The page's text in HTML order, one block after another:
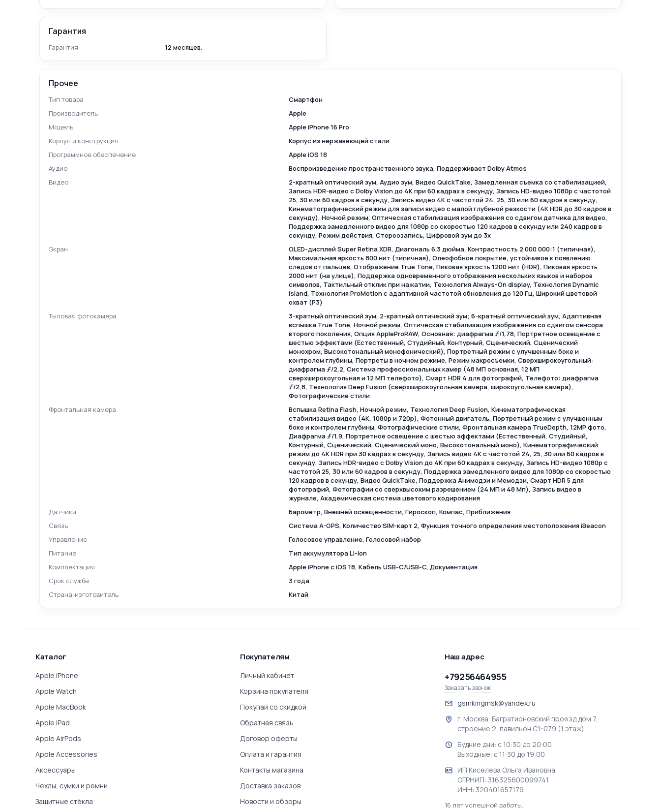
Гарантия
Гарантия 12 месяцев.
Прочее
Тип товара
Смартфон
Производитель
Apple
Модель
Apple iPhone 16 Pro
Корпус и конструкция
Корпус из нержавеющей стали
Программное обеспечение
Apple iOS 18
Аудио
Воспроизведение пространственного звука, Поддерживает Dolby Atmos
Видео
2-кратный оптический зум, Аудио зум, Видео QuickTake, Замедленная съемка со стабилизацией,
Запись HDR-видео с Dolby Vision до 4K при 60 кадрах в секунду, Запись HD-видео 1080p с частотой
25, 30 или 60 кадров в секунду, Запись видео 4K с частотой 24, 25, 30 или 60 кадров в секунду,
Кинематографический режим для записи видео с малой глубиной резкости (4K HDR до 30 кадров в
секунду), Ночной режим, Оптическая стабилизация изображения со сдвигом датчика для видео,
Поддержка замедленного видео для 1080p со скоростью 120 кадров в секунду или 240 кадров в
секунду, Режим действия, Стереозапись, Цифровой зум до 3x
Экран
OLED-дисплей Super Retina XDR, Диагональ 6.3 дюйма, Контрастность 2 000 000:1 (типичная),
Максимальная яркость 800 нит (типичная), Олеофобное покрытие, устойчивое к появлению
следов от пальцев, Отображение True Tone, Пиковая яркость 1200 нит (HDR), Пиковая яркость
2000 нит (на улице), Поддержка одновременного отображения нескольких языков и наборов
символов, Тактильный отклик при нажатии, Технология Always-On display, Технология Dynamic
Island, Технология ProMotion с адаптивной частотой обновления до 120 Гц, Широкий цветовой
охват (P3)
Тыловая фотокамера
3-кратный оптический зум, 2-кратный оптический зум; 6-кратный оптический зум, Адаптивная
вспышка True Tone, Ночной режим, Оптическая стабилизация изображения со сдвигом сенсора
второго поколения, Опция AppleProRAW, Основная: диафрагма ƒ/1,78, Портретное освещение с
шестью эффектами (Естественный, Студийный, Контурный, Сценический, Сценический
монохром, Высокотональный монофонический), Портретный режим с улучшенным боке и
контролем глубины, Портреты в ночном режиме, Режим макросъемки, Сверхширокоугольный:
диафрагма ƒ/2,2, Система профессиональных камер (48 МП основная, 12 МП
сверхширокоугольная и 12 МП телефото), Смарт HDR 4 для фотографий, Телефото: диафрагма
ƒ/2,8, Технология Deep Fusion (сверхширокоугольная камера, широкоугольная камера),
Фотографические стили
Фронтальная камера
Вспышка Retina Flash, Ночной режим, Технология Deep Fusion, Кинематографическая
стабилизация видео (4K, 1080p и 720p), Фотонный двигатель, Портретный режим с улучшенным
боке и контролем глубины, Фотографические стили, Фронтальная камера TrueDepth, 12MP фото,
Диафрагма ƒ/1,9, Портретное освещение с шестью эффектами (Естественный, Студийный,
Контурный, Сценический, Сценический моно, Высокотональный моно), Кинематографический
режим до 4K HDR при 30 кадрах в секунду, Запись видео 4K с частотой 24, 25, 30 или 60 кадров в
секунду, Запись HDR-видео с Dolby Vision до 4K при 60 кадрах в секунду, Запись HD-видео 1080p с
частотой 25, 30 или 60 кадров в секунду, Поддержка замедленного видео для 1080p со скоростью
120 кадров в секунду, Видео QuickTake, Поддержка Анимодзи и Мемодзи, Смарт HDR 5 для
фотографий, Фотографии со сверхвысоким разрешением (24 МП и 48 Мп), Запись видео в
журнале, Академическая система цветового кодирования
Датчики
Барометр, Внешней освещенности, Гироскоп, Компас, Приближения
Связь
Cистема A-GPS, Количество SIM-карт 2, Функция точного определения местоположения iBeacon
Управление
Голосовое управление, Голосовой набор
Питание
Тип аккумулятора Li-Ion
Комплектация
Apple iPhone с iOS 18, Кабель USB‑C/USB‑C, Документация
Срок службы
3 года
Страна-изготовитель
Китай
Каталог
Apple iPhone
Apple Watch
Apple MacBook
Apple iPad
Apple AirPods
Apple Accessories
Аксессуары
Чехлы, сумки и ремни
Защитные стёкла
Покупателям
Личный кабинет
Корзина покупателя
Покупай со скидкой
Обратная связь
Договор оферты
Оплата и гарантия
Контакты магазина
Доставка заказов
Новости и обзоры
Наш адрес
+79256464955
Заказать звонок
gsmkingmsk@yandex.ru
г. Москва, Багратионовский проезд дом 7,
строение 2, павильон С1-079 (1 этаж).
Будние дни: с 10:30 до 20:00
Выходные: с 11:30 до 19:00
ИП Киселева Ольга Ивановна
ОГРНИП: 316325600099741
ИНН: 320401657179
16 лет успешной работы.